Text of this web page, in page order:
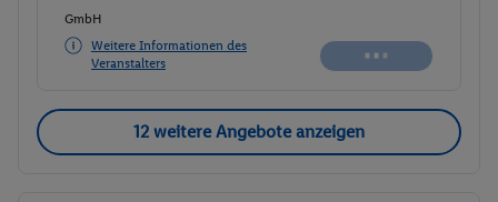
GmbH
Weitere Informationen des
Veranstalters
12 weitere Angebote anzeigen